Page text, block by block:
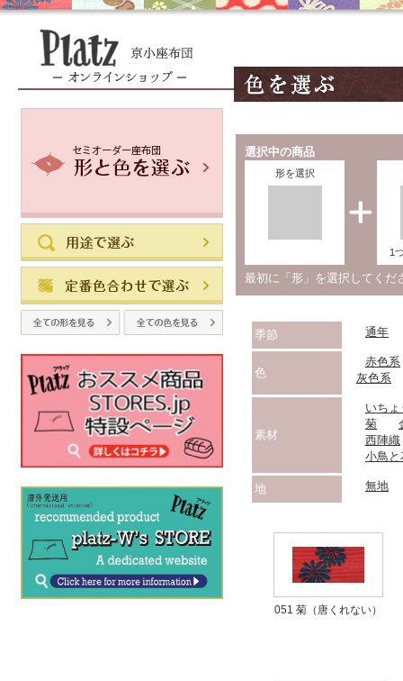
選択中の商品
形を選択
1
最初に「形」を選択して
季節 通年
色
赤色系
灰色系
素材
いちょ
菊
西陣織
小鳥と
地 無地
051 菊（唐くれない）